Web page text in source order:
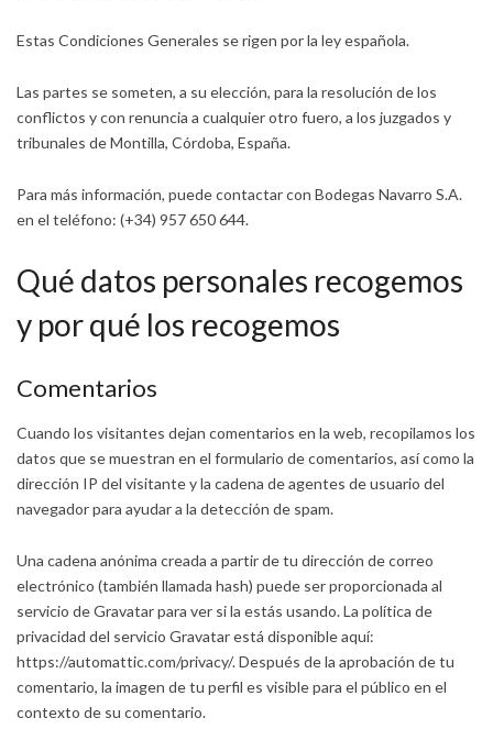
Estas Condiciones Generales se rigen por la ley española.
Las partes se someten, a su elección, para la resolución de los
conflictos y con renuncia a cualquier otro fuero, a los juzgados y
tribunales de Montilla, Córdoba, España.
Para más información, puede contactar con Bodegas Navarro S.A.
en el teléfono: (+34) 957 650 644.
Qué datos personales recogemos
y por qué los recogemos
Comentarios
Cuando los visitantes dejan comentarios en la web, recopilamos los
datos que se muestran en el formulario de comentarios, así como la
dirección IP del visitante y la cadena de agentes de usuario del
navegador para ayudar a la detección de spam.
Una cadena anónima creada a partir de tu dirección de correo
electrónico (también llamada hash) puede ser proporcionada al
servicio de Gravatar para ver si la estás usando. La política de
privacidad del servicio Gravatar está disponible aquí:
https://automattic.com/privacy/. Después de la aprobación de tu
comentario, la imagen de tu perfil es visible para el público en el
contexto de su comentario.